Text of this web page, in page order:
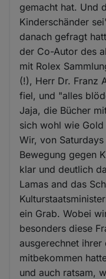
gemacht hat. Und
Kinderschänder
danach gefragt
der Co-Autor des
mit Rolex
(!), Herr Dr. Franz
fiel, und "alles
Jaja, die Bücher
sich wohl wie
Wir, von
Bewegung gegen
klar und deutlich
Lamas and das
ein Grab. Wobei
besonders diese
ausgerechnet ihrer
mitbekommen
und auch ratsam,